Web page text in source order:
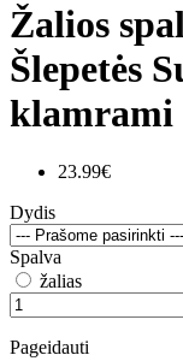
Žalios
Šlepetės
klamrami
23.99€
Dydis
Spalva
žalias
Pageidauti